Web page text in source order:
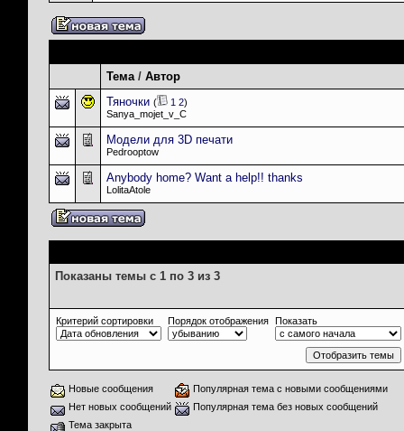
Тема/ Автор
Тяночки ( 1 2)
Sanya_mojet_v_C
Модели для 3D печати
Pedrooptow
Anybody home? Want a help!! thanks
LolitaAtole
Показаны темы с 1 по 3 из 3
Критерий сортировки Порядок отображения Показать
Новые сообщения
Популярная тема с новыми сообщениями
Нет новых сообщений
Популярная тема без новых сообщений
Тема закрыта